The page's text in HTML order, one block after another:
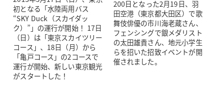
初となる「水陸両用バス
“SKY Duck（スカイダッ
ク）”」の運行が開始！ 17日
（日）は「東京スカイツリー
コース」、18日（月）から
「亀戸コース」の2コースで
運行が開始、新しい東京観光
がスタートした！
200日となった2月19日、羽
田空港（東京都大田区）で歌
舞伎俳優の市川海老蔵さん、
フェンシングで銀メダリスト
の太田雄貴さん、地元小学生
らを招いた招致イベントが開
催されました。